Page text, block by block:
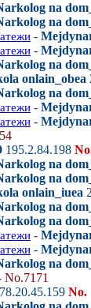
na
na
-
-
na
onlain_obea
na
-
-
195.2.84.198
na
na
onlain_iuea
na
na
-
-
na
No.7171
No.